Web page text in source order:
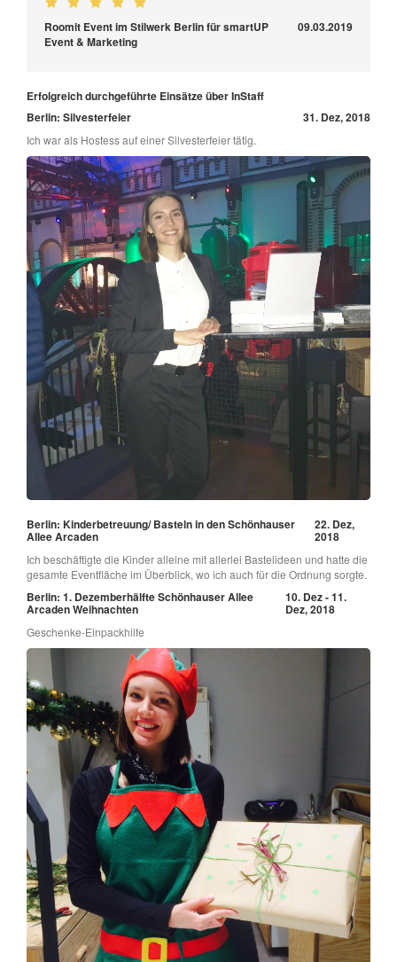
Roomit Event im Stilwerk Berlin für smartUP
Event & Marketing
09.03.2019
Erfolgreich durchgeführte Einsätze über InStaff
Berlin: Silvesterfeier
31. Dez, 2018
Ich war als Hostess auf einer Silvesterfeier tätig.
Berlin: Kinderbetreuung/ Basteln in den Schönhauser
Allee Arcaden
22. Dez,
2018
Ich beschäftigte die Kinder alleine mit allerlei Bastelideen und hatte die
gesamte Eventfläche im Überblick, wo ich auch für die Ordnung sorgte.
Berlin: 1. Dezemberhälfte Schönhauser Allee
Arcaden Weihnachten
10. Dez - 11.
Dez, 2018
Geschenke-Einpackhilfe